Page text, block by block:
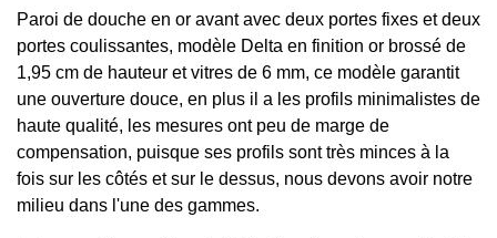
Paroi de douche en or avant avec deux portes fixes et deux
portes coulissantes, modèle Delta en finition or brossé de
1,95 cm de hauteur et vitres de 6 mm, ce modèle garantit
une ouverture douce, en plus il a les profils minimalistes de
haute qualité, les mesures ont peu de marge de
compensation, puisque ses profils sont très minces à la
fois sur les côtés et sur le dessus, nous devons avoir notre
milieu dans l'une des gammes.